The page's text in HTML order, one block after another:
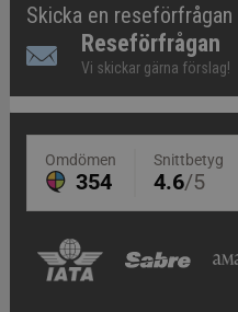
Skicka en reseförfrågan
Reseförfrågan
Vi skickar gärna förslag!